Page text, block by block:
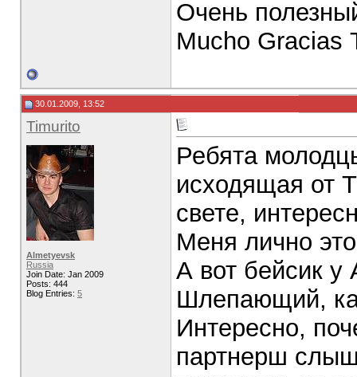
Очень
Mucho Gracias
30.01.2009, 13:52
Timurito
Almetyevsk
Russia
Join Date: Jan 2009
Posts: 444
Blog Entries: 5
Ребята
исходящая от
свете,
Меня лично
А вот бейсик у
Шлепающий,
Интересно,
партнерш